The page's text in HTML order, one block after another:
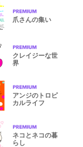
爪さんの集い
クレイジーな世
界
アンジのトロピ
カルライフ
ネコとネコの暮
らし